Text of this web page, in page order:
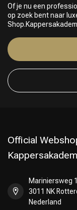
Of je nu een
op zoek bent naar
Official
Mariniersweg
3011 NK
Nederland